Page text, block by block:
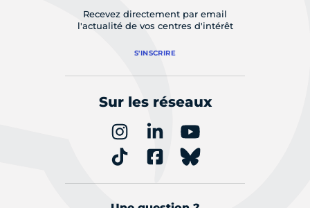
Recevez directement par email
l'actualité de vos centres d'intérêt
S'INSCRIRE
Sur les réseaux